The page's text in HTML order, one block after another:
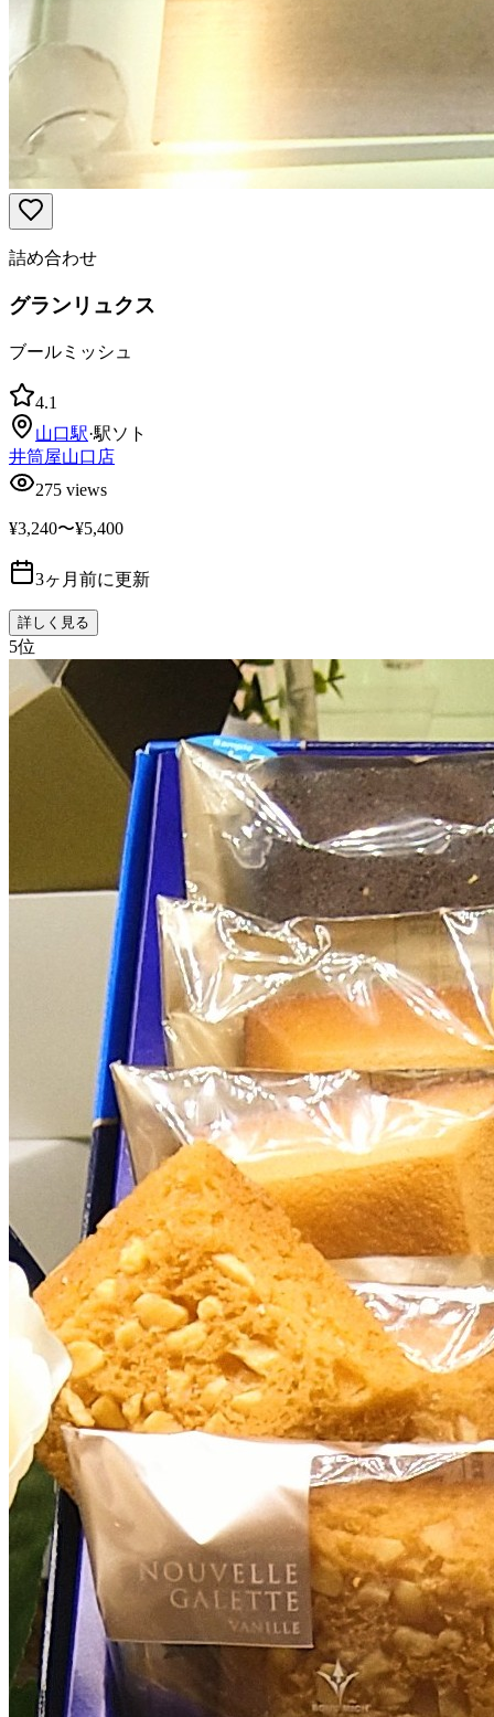
詰め合わせ
グランリュクス
ブールミッシュ
4.1
山口駅·駅ソト
井筒屋山口店
275 views
¥3,240〜¥5,400
3ヶ月前に更新
詳しく見る
5位